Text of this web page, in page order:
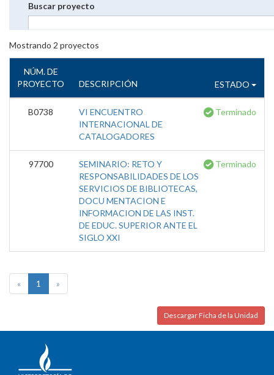
Buscar proyecto
Mostrando 2 proyectos
NÚM. DE
PROYECTO
DESCRIPCIÓN ESTADO
B0738
VI ENCUENTRO
INTERNACIONAL DE
CATALOGADORES
Terminado
97700
SEMINARIO: RETO Y
RESPONSABILIDADES DE LOS
SERVICIOS DE BIBLIOTECAS,
DOCU MENTACION E
INFORMACION DE LAS INST.
DE EDUC. SUPERIOR ANTE EL
SIGLO XXI
Terminado
« 1 »
Descargar Ficha de la Unidad